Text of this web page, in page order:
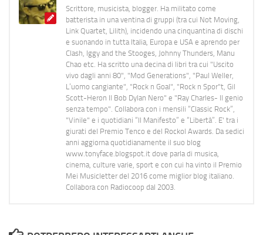
Scrittore, musicista, blogger. Ha militato come
batterista in una ventina di gruppi (tra cui Not Moving,
Link Quartet, Lilith), incidendo una cinquantina di dischi
e suonando in tutta Italia, Europa e USA e aprendo per
Clash, Iggy and the Stooges, Johnny Thunders, Manu
Chao etc. Ha scritto una decina di libri tra cui "Uscito
vivo dagli anni 80", "Mod Generations", "Paul Weller,
L’uomo cangiante", "Rock n Goal", "Rock n Spor"t, Gil
Scott-Heron Il Bob Dylan Nero" e "Ray Charles- Il genio
senza tempo". Collabora con i mensili “Classic Rock”,
"Vinile" e i quotidiani “Il Manifesto” e “Libertà”. E' tra i
giurati del Premio Tenco e del Rockol Awards. Da sedici
anni aggiorna quotidianamente il suo blog
www.tonyface.blogspot.it dove parla di musica,
cinema, culture varie, sport e con cui ha vinto il Premio
Mei Musicletter del 2016 come miglior blog italiano.
Collabora con Radiocoop dal 2003.